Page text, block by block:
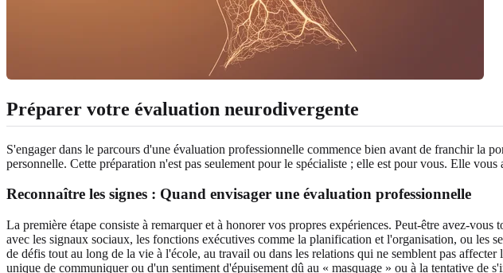
Préparer votre évaluation neurodivergente
S'engager dans le parcours d'une évaluation professionnelle commence bien avant de franchir
personnelle. Cette préparation n'est pas seulement pour le spécialiste ; elle est pour vous. Elle
Reconnaître les signes : Quand envisager une évaluation professionnelle
La première étape consiste à remarquer et à honorer vos propres expériences. Peut-être avez-
avec les signaux sociaux, les fonctions exécutives comme la planification et l'organisation, ou les
de défis tout au long de la vie à l'école, au travail ou dans les relations qui ne semblent pas
unique de communiquer ou d'un sentiment d'épuisement dû au « masquage » ou à la tentative de